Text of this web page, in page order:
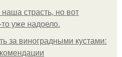
страсть, но вот
то уже надоело.
за виноградными кустами: